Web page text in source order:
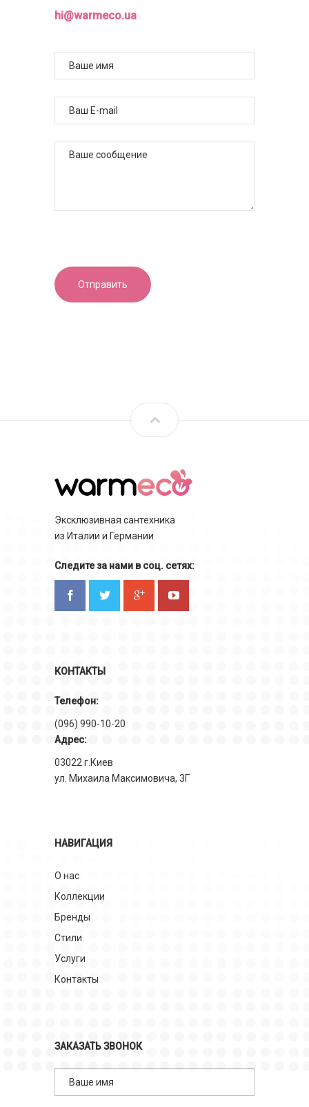
hi@warmeco.ua
Эксклюзивная сантехника
из Италии и Германии
Следите за нами в соц. сетях:
КОНТАКТЫ
Телефон:
(096) 990-10-20
Адрес:
03022 г.Киев
ул. Михаила Максимовича, 3Г
НАВИГАЦИЯ
О нас
Коллекции
Бренды
Стили
Услуги
Контакты
ЗАКАЗАТЬ ЗВОНОК